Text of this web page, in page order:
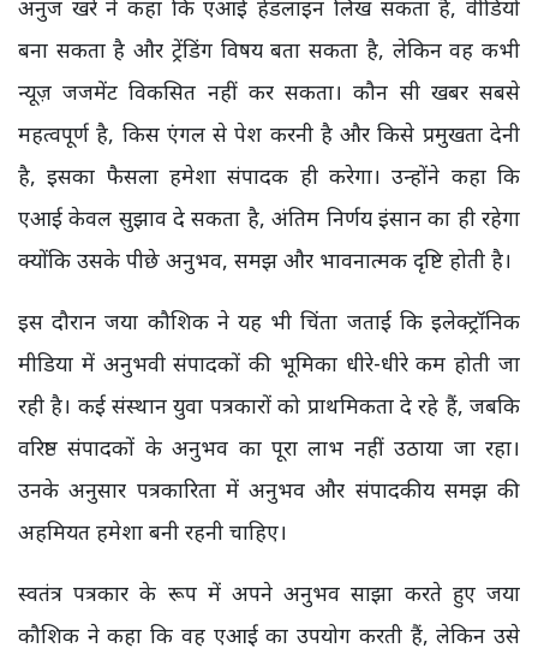
अनुज खरे ने कहा कि एआई हेडलाइन लिख सकता है, वीडियो
बना सकता है और ट्रेंडिंग विषय बता सकता है, लेकिन वह कभी
न्यूज़ जजमेंट विकसित नहीं कर सकता। कौन सी खबर सबसे
महत्वपूर्ण है, किस एंगल से पेश करनी है और किसे प्रमुखता देनी
है, इसका फैसला हमेशा संपादक ही करेगा। उन्होंने कहा कि
एआई केवल सुझाव दे सकता है, अंतिम निर्णय इंसान का ही रहेगा
क्योंकि उसके पीछे अनुभव, समझ और भावनात्मक दृष्टि होती है।
इस दौरान जया कौशिक ने यह भी चिंता जताई कि इलेक्ट्रॉनिक
मीडिया में अनुभवी संपादकों की भूमिका धीरे-धीरे कम होती जा
रही है। कई संस्थान युवा पत्रकारों को प्राथमिकता दे रहे हैं, जबकि
वरिष्ठ संपादकों के अनुभव का पूरा लाभ नहीं उठाया जा रहा।
उनके अनुसार पत्रकारिता में अनुभव और संपादकीय समझ की
अहमियत हमेशा बनी रहनी चाहिए।
स्वतंत्र पत्रकार के रूप में अपने अनुभव साझा करते हुए जया
कौशिक ने कहा कि वह एआई का उपयोग करती हैं, लेकिन उसे